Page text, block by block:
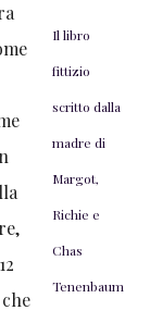
Il libro
fittizio
scritto dalla
madre di
Margot,
Richie e
Chas
Tenenbaum